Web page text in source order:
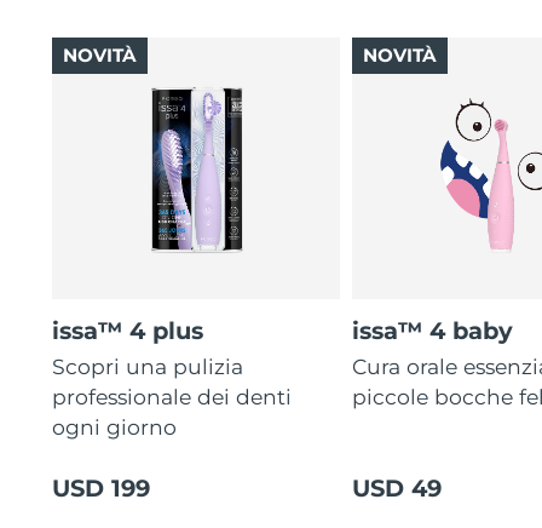
issa™ 4 plus
Scopri una pulizia
professionale dei denti
ogni giorno
USD 199
NOVITÀ
issa™ 4 baby
Cura orale
piccole bocche
USD 49
NOVITÀ